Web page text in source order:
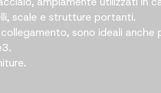
scale e strutture portanti.
sono ideali anche